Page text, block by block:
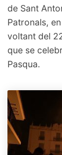
de Sant
Patronals,
voltant del
que se
Pasqua.